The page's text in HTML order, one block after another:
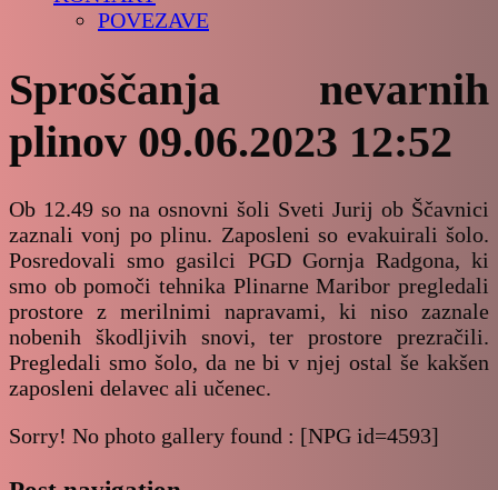
POVEZAVE
Sproščanja nevarnih
plinov 09.06.2023 12:52
Ob 12.49 so na osnovni šoli Sveti Jurij ob Ščavnici
zaznali vonj po plinu. Zaposleni so evakuirali šolo.
Posredovali smo gasilci PGD Gornja Radgona, ki
smo ob pomoči tehnika Plinarne Maribor pregledali
prostore z merilnimi napravami, ki niso zaznale
nobenih škodljivih snovi, ter prostore prezračili.
Pregledali smo šolo, da ne bi v njej ostal še kakšen
zaposleni delavec ali učenec.
Sorry! No photo gallery found : [NPG id=4593]